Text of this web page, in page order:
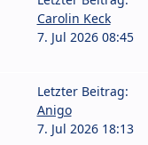
Carolin Keck
7. Jul 2026 08:45
Letzter Beitrag:
Anigo
7. Jul 2026 18:13